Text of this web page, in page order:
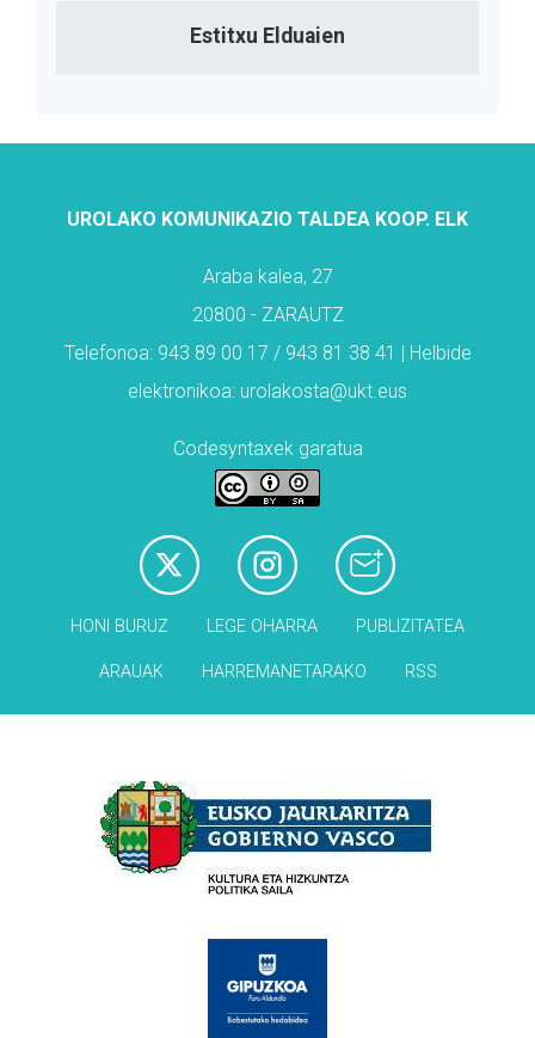
Estitxu Elduaien
UROLAKO KOMUNIKAZIO TALDEA KOOP. ELK
Araba kalea, 27
20800 - ZARAUTZ
Telefonoa: 943 89 00 17 / 943 81 38 41 | Helbide
elektronikoa: urolakosta@ukt.eus
Codesyntaxek garatua
HONI BURUZ LEGE OHARRA PUBLIZITATEA
ARAUAK HARREMANETARAKO RSS